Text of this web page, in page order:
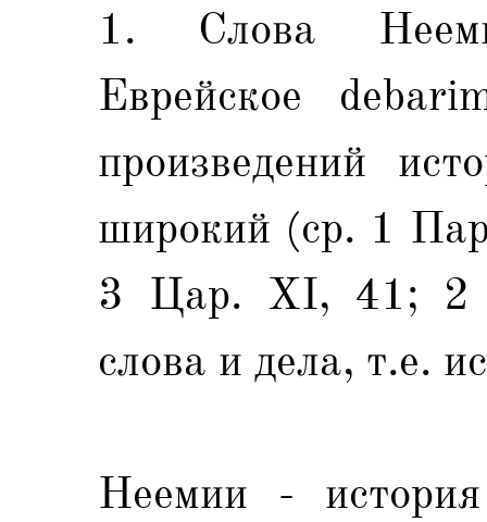
1. Слова
Еврейское
произведений
широкий (ср. 1
3 Цар. XI, 41; 2
слова и дела, т.е.
Неемии -